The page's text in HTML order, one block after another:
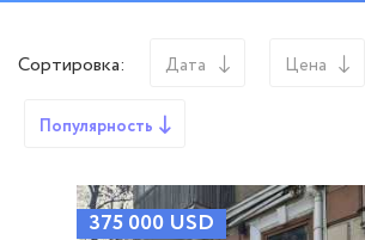
Сортировка: Дата Цена
Популярность
375 000 USD